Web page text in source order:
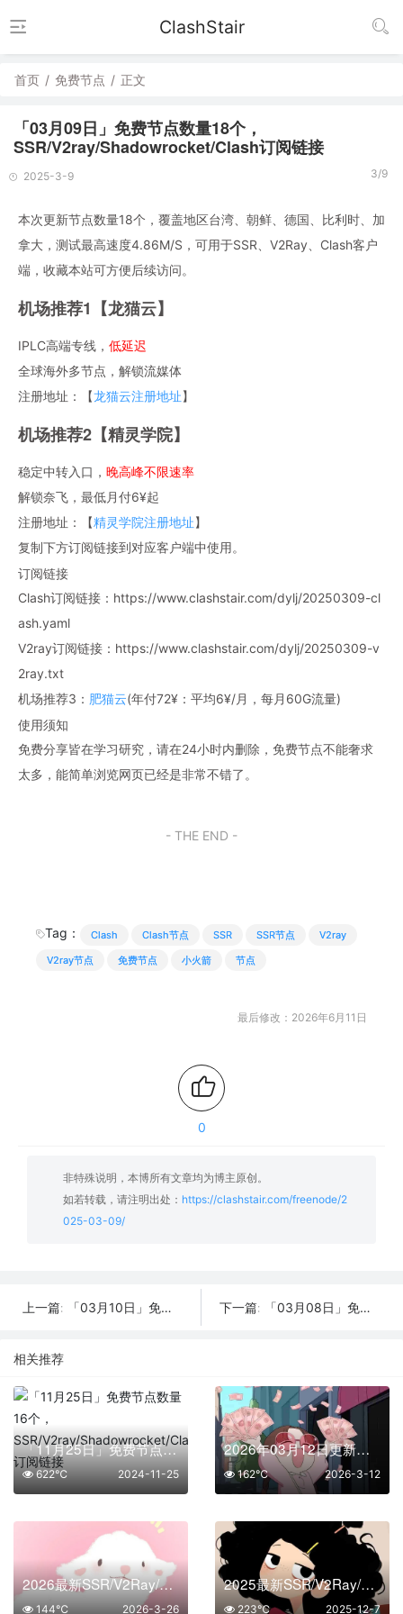
ClashStair
首页 / 免费节点 / 正文
「03月09日」免费节点数量18个，
SSR/V2ray/Shadowrocket/Clash订阅链接
2025-3-9 3/9
本次更新节点数量18个，覆盖地区台湾、朝鲜、德国、比利时、加
拿大，测试最高速度4.86M/S，可用于SSR、V2Ray、Clash客户
端，收藏本站可方便后续访问。
机场推荐1【龙猫云】
IPLC高端专线， 低延迟
全球海外多节点，解锁流媒体
注册地址：【龙猫云注册地址】
机场推荐2【精灵学院】
稳定中转入口， 晚高峰不限速率
解锁奈飞，最低月付6¥起
注册地址：【精灵学院注册地址】
复制下方订阅链接到对应客户端中使用。
订阅链接
Clash订阅链接：https://www.clashstair.com/dylj/20250309-cl
ash.yaml
V2ray订阅链接：https://www.clashstair.com/dylj/20250309-v
2ray.txt
机场推荐3： 肥猫云(年付72¥：平均6¥/月，每月60G流量)
使用须知
免费分享皆在学习研究，请在24小时内删除，免费节点不能奢求
太多，能简单浏览网页已经是非常不错了。
- THE END -
Tag： Clash Clash节点 SSR SSR节点
V2ray
V2ray节点
免费节点 小火箭 节点
最后修改：2026年6月11日
0
非特殊说明，本博所有文章均为博主原创。
如若转载，请注明出处： https://clashstair.com/freenode/2
025-03-09/
上一篇: 「03月10日」免费节点数量28个，SSR/V2ray/Shadowrocket/Clash订阅链接 下一篇: 「03月08日」免费节点数量31个，SSR/V2ray/Shadowrocket/Clash订阅链接
相关推荐
「11月25日」免费节点数量16个，SSR/V2ray/Shadowrocket/Clash订阅链接
2024-11-25
622℃
2026年03月12日更新：31条SSR/V2Ray/Clash可用免费节点
2026-3-12
162℃
2026最新SSR/V2Ray/Clash免费节点 | 03月26日可用订阅
2026-3-26
144℃
2025最新SSR/V2Ray/Clash免费节点 | 12月07日可用订阅
2025-12-7
223℃